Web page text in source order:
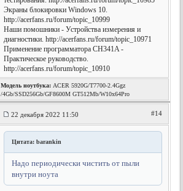
Экраны блокировки Windows 10.
http://acerfans.ru/forum/topic_10999
Наши помошники - Устройства измерения и
диагностики. http://acerfans.ru/forum/topic_10971
Применение программатора CH341A -
Практическое руководство.
http://acerfans.ru/forum/topic_10910
Модель ноутбука: ACER 5920G/T7700-2.4Ggz
/4Gb/SSD256Gb/GF8600M GT512Mb/W10x64Pro
22 декабря 2022 11:50 #14
Цитата: barankin
Надо периодически чистить от пыли
внутри ноута